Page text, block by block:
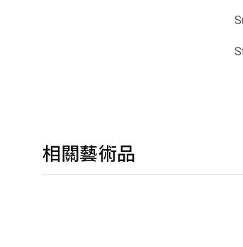
相關藝術品